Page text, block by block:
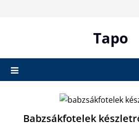
Tapo
Babzsákfotelek